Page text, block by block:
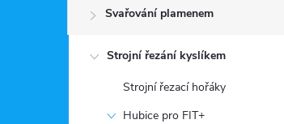
Svařování plamenem
Strojní řezání kyslíkem
Strojní řezací hořáky
Hubice pro FIT+